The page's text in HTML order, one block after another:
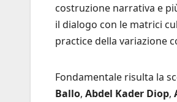
costruzione narrativa e
il dialogo con le matrici
practice della variazione
Fondamentale risulta la
Ballo, Abdel Kader Diop,